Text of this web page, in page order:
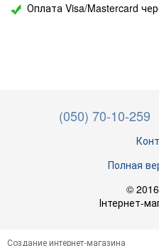
Оплата Visa/Mastercard
(050) 70-10-259
Полная
©
Інтернет-
Создание интернет-магазина